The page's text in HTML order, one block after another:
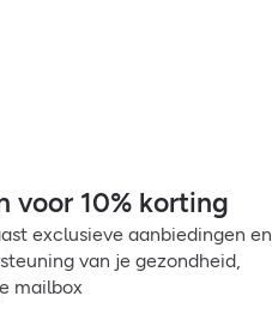
voor 10% korting
exclusieve aanbiedingen en
van je gezondheid,
mailbox